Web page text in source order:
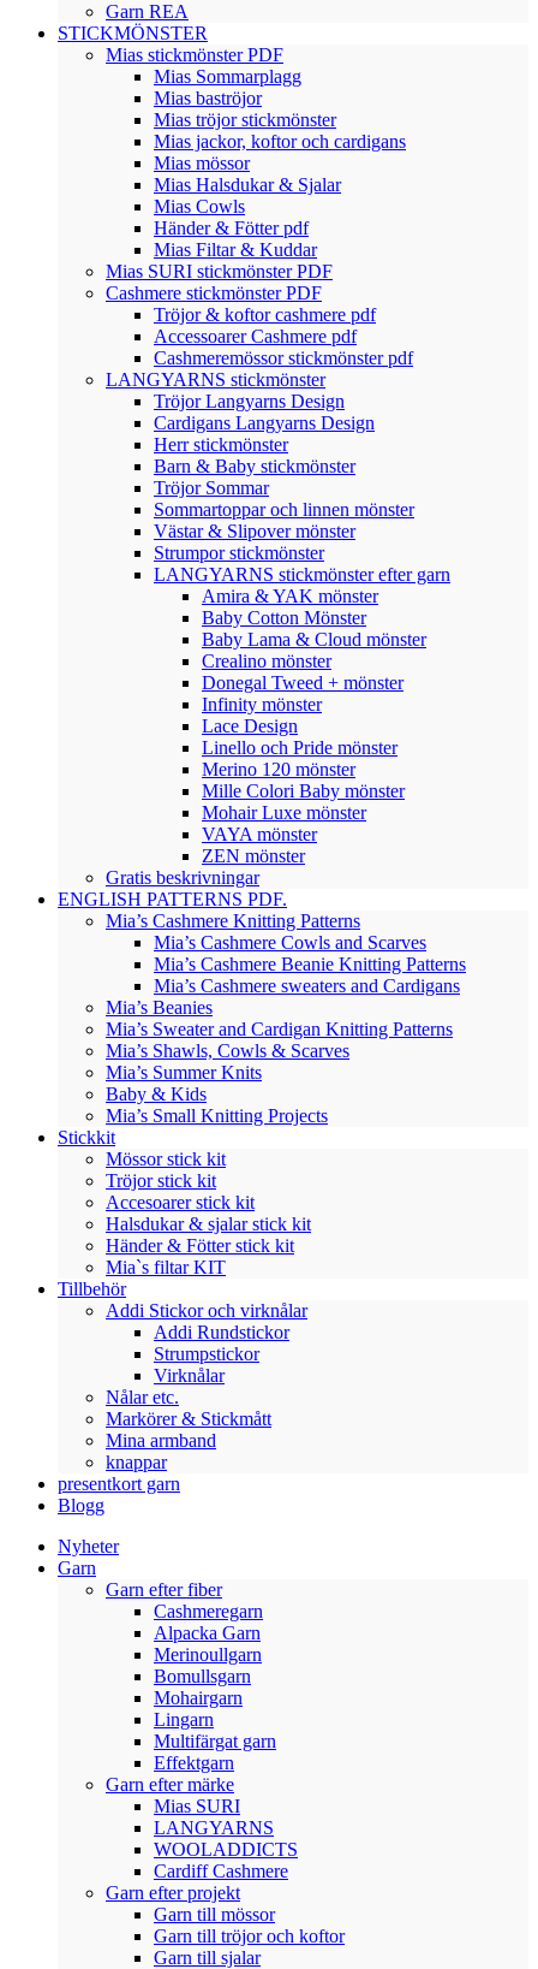
Garn REA
STICKMÖNSTER
Mias stickmönster PDF
Mias Sommarplagg
Mias baströjor
Mias tröjor stickmönster
Mias jackor, koftor och cardigans
Mias mössor
Mias Halsdukar & Sjalar
Mias Cowls
Händer & Fötter pdf
Mias Filtar & Kuddar
Mias SURI stickmönster PDF
Cashmere stickmönster PDF
Tröjor & koftor cashmere pdf
Accessoarer Cashmere pdf
Cashmeremössor stickmönster pdf
LANGYARNS stickmönster
Tröjor Langyarns Design
Cardigans Langyarns Design
Herr stickmönster
Barn & Baby stickmönster
Tröjor Sommar
Sommartoppar och linnen mönster
Västar & Slipover mönster
Strumpor stickmönster
LANGYARNS stickmönster efter garn
Amira & YAK mönster
Baby Cotton Mönster
Baby Lama & Cloud mönster
Crealino mönster
Donegal Tweed + mönster
Infinity mönster
Lace Design
Linello och Pride mönster
Merino 120 mönster
Mille Colori Baby mönster
Mohair Luxe mönster
VAYA mönster
ZEN mönster
Gratis beskrivningar
ENGLISH PATTERNS PDF.
Mia’s Cashmere Knitting Patterns
Mia’s Cashmere Cowls and Scarves
Mia’s Cashmere Beanie Knitting Patterns
Mia’s Cashmere sweaters and Cardigans
Mia’s Beanies
Mia’s Sweater and Cardigan Knitting Patterns
Mia’s Shawls, Cowls & Scarves
Mia’s Summer Knits
Baby & Kids
Mia’s Small Knitting Projects
Stickkit
Mössor stick kit
Tröjor stick kit
Accesoarer stick kit
Halsdukar & sjalar stick kit
Händer & Fötter stick kit
Mia`s filtar KIT
Tillbehör
Addi Stickor och virknålar
Addi Rundstickor
Strumpstickor
Virknålar
Nålar etc.
Markörer & Stickmått
Mina armband
knappar
presentkort garn
Blogg
Nyheter
Garn
Garn efter fiber
Cashmeregarn
Alpacka Garn
Merinoullgarn
Bomullsgarn
Mohairgarn
Lingarn
Multifärgat garn
Effektgarn
Garn efter märke
Mias SURI
LANGYARNS
WOOLADDICTS
Cardiff Cashmere
Garn efter projekt
Garn till mössor
Garn till tröjor och koftor
Garn till sjalar